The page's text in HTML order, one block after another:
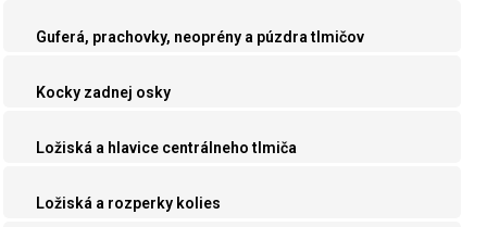
Guferá, prachovky, neoprény a púzdra tlmičov
Kocky zadnej osky
Ložiská a hlavice centrálneho tlmiča
Ložiská a rozperky kolies